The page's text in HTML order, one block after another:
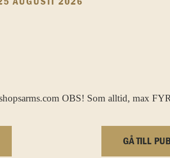
OBS! Som alltid, max
GÅ TILL